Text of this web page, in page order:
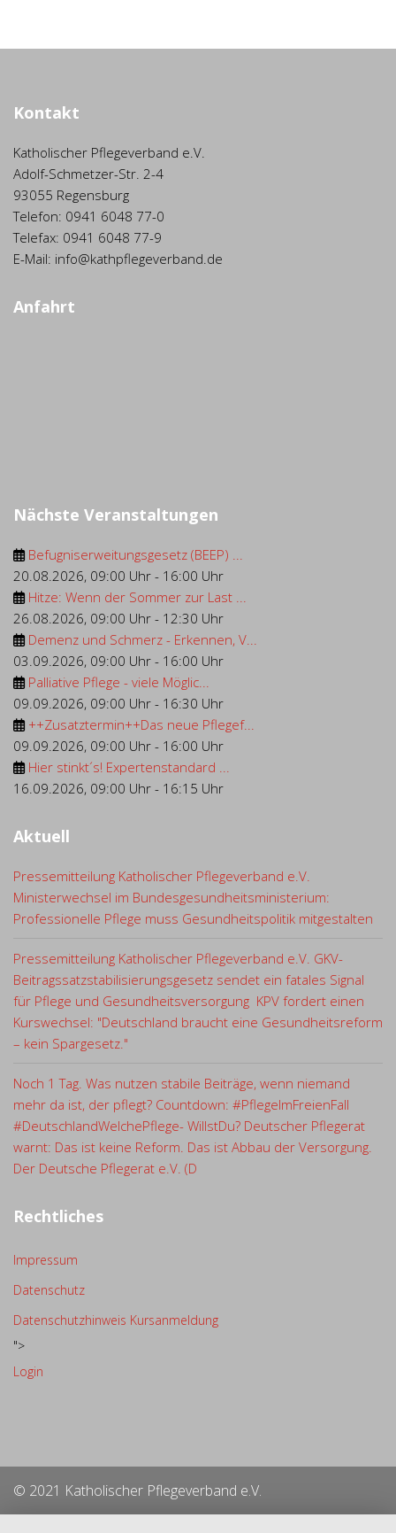
Kontakt
Katholischer Pflegeverband e.V.
Adolf-Schmetzer-Str. 2-4
93055 Regensburg
Telefon: 0941 6048 77-0
Telefax: 0941 6048 77-9
E-Mail: info@kathpflegeverband.de
Anfahrt
Nächste Veranstaltungen
Befugniserweitungsgesetz (BEEP) ...
20.08.2026, 09:00 Uhr - 16:00 Uhr
Hitze: Wenn der Sommer zur Last ...
26.08.2026, 09:00 Uhr - 12:30 Uhr
Demenz und Schmerz - Erkennen, V...
03.09.2026, 09:00 Uhr - 16:00 Uhr
Palliative Pflege - viele Möglic...
09.09.2026, 09:00 Uhr - 16:30 Uhr
++Zusatztermin++Das neue Pflegef...
09.09.2026, 09:00 Uhr - 16:00 Uhr
Hier stinkt´s! Expertenstandard ...
16.09.2026, 09:00 Uhr - 16:15 Uhr
Aktuell
Pressemitteilung Katholischer Pflegeverband e.V.
Ministerwechsel im Bundesgesundheitsministerium:
Professionelle Pflege muss Gesundheitspolitik mitgestalten
Pressemitteilung Katholischer Pflegeverband e.V. GKV-
Beitragssatzstabilisierungsgesetz sendet ein fatales Signal
für Pflege und Gesundheitsversorgung KPV fordert einen
Kurswechsel: "Deutschland braucht eine Gesundheitsreform
– kein Spargesetz."
Noch 1 Tag. Was nutzen stabile Beiträge, wenn niemand
mehr da ist, der pflegt? Countdown: #PflegeImFreienFall
#DeutschlandWelchePflege- WillstDu? Deutscher Pflegerat
warnt: Das ist keine Reform. Das ist Abbau der Versorgung.
Der Deutsche Pflegerat e.V. (D
Rechtliches
Impressum
Datenschutz
Datenschutzhinweis Kursanmeldung
">
Login
© 2021 Katholischer Pflegeverband e.V.